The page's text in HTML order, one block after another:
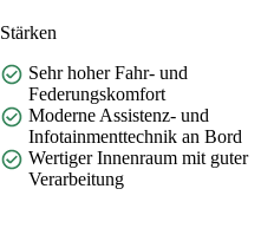
Stärken
Sehr hoher Fahr- und
Federungskomfort
Moderne Assistenz- und
Infotainmenttechnik an Bord
Wertiger Innenraum mit guter
Verarbeitung